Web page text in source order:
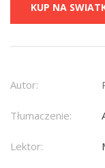
KUP NA
Autor:
Tłumaczenie:
Lektor: